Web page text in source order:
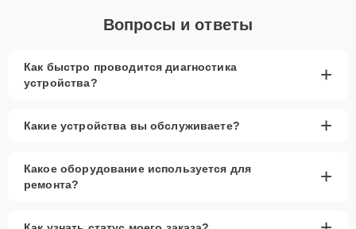
Вопросы и ответы
Как быстро проводится диагностика
устройства?
+
Какие устройства вы обслуживаете? +
Какое оборудование используется для
ремонта?
+